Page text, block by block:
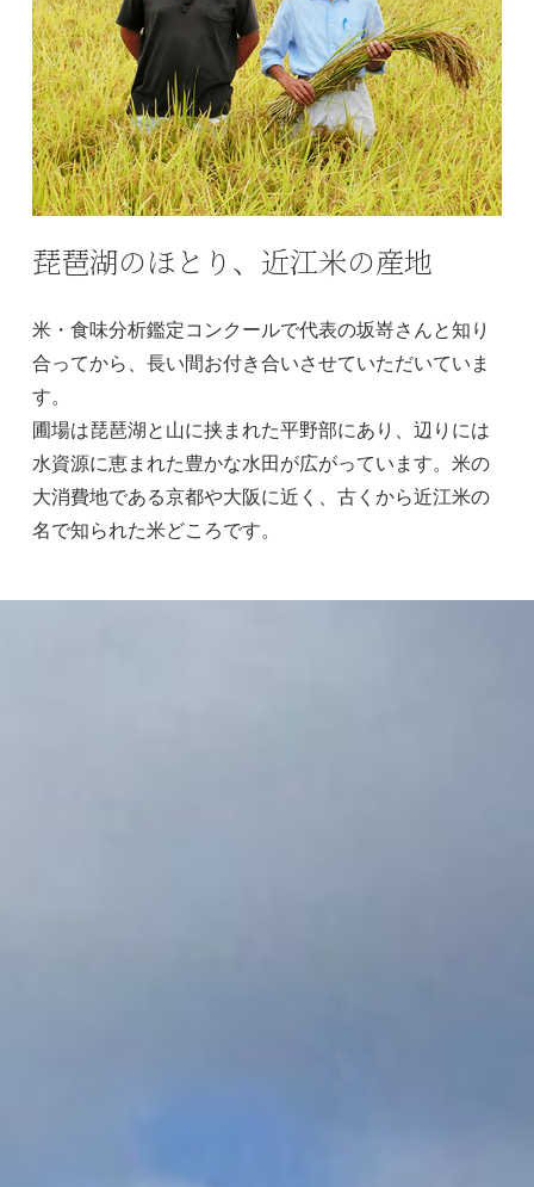
琵琶湖のほとり、近江米の産地
米・食味分析鑑定コンクールで代表の坂嵜さんと知り
合ってから、長い間お付き合いさせていただいていま
す。
圃場は琵琶湖と山に挟まれた平野部にあり、辺りには
水資源に恵まれた豊かな水田が広がっています。米の
大消費地である京都や大阪に近く、古くから近江米の
名で知られた米どころです。